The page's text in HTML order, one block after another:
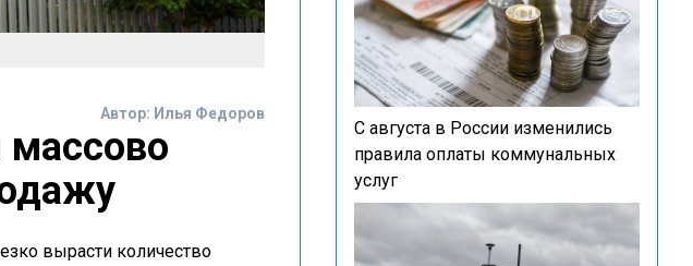
Автор: Илья Федоров
вырасти количество
С августа в России изменились
правила оплаты коммунальных
услуг